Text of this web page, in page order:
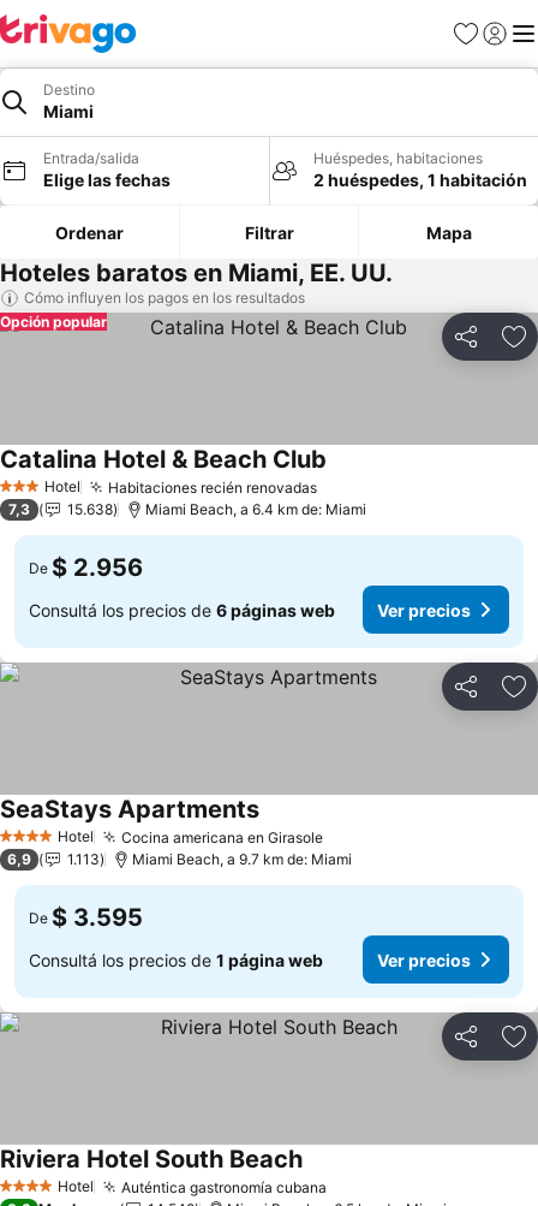
Favoritos
Iniciar
Destino
Miami
Entrada/salida
Elige las fechas
Huéspedes, habitaciones
2 huéspedes, 1 habitación
Ordenar Filtrar Mapa
Hoteles baratos en Miami, EE. UU.
Cómo influyen los pagos en los resultados
Compartir
Opción popular
3 Estrellas
Hotel Habitaciones recién renovadasVer precios
Catalina Hotel & Beach Club
7,3 15.638 Miami Beach, a 6.4 km de: Miami
De $ 2.956
Consultá los precios de 6 páginas web Ver precios
Compartir
4 EstrellasHotel Cocina americana en GirasoleVer precios
SeaStays ApartmentsVer precios
6,9 1.113 Miami Beach, a 9.7 km de: Miami
De $ 3.595
Consultá los precios de 1 página web Ver precios
Compartir
4 EstrellasHotel Auténtica gastronomía cubana
Riviera Hotel South BeachVer precios